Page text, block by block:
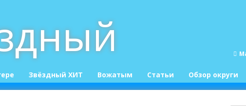
Звёздный ХИТ Вожатым
Статьи
Конкурсы
Обзор округи